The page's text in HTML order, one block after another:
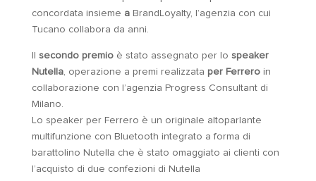
concordata insieme a BrandLoyalty, l’agenzia con cui
Tucano collabora da anni.
Il secondo premioè stato assegnato per lo speaker
Nutella, operazione a premi realizzata per Ferreroin
collaborazione con l’agenzia Progress Consultant di
Milano.
Lo speaker per Ferrero è un originale altoparlante
multifunzione con Bluetooth integrato a forma di
barattolino Nutella che è stato omaggiato ai clienti con
l’acquisto di due confezioni di Nutella